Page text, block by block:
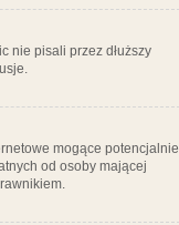
nie pisali przez dłuższy
mogące potencjalnie
od osoby mającej